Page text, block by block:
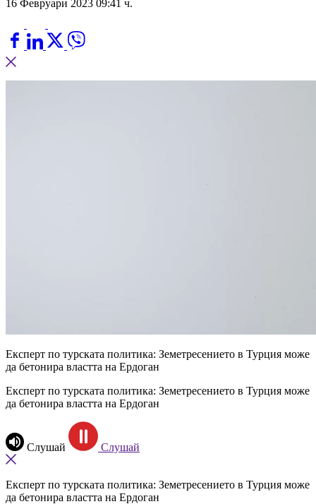
16 Февруари 2023 09:41 ч.
Експерт по турската политика: Земетресението в Турция може
да бетонира властта на Ердоган
Експерт по турската политика: Земетресението в Турция може
да бетонира властта на Ердоган
Слушай Слушай
Експерт по турската политика: Земетресението в Турция може
да бетонира властта на Ердоган